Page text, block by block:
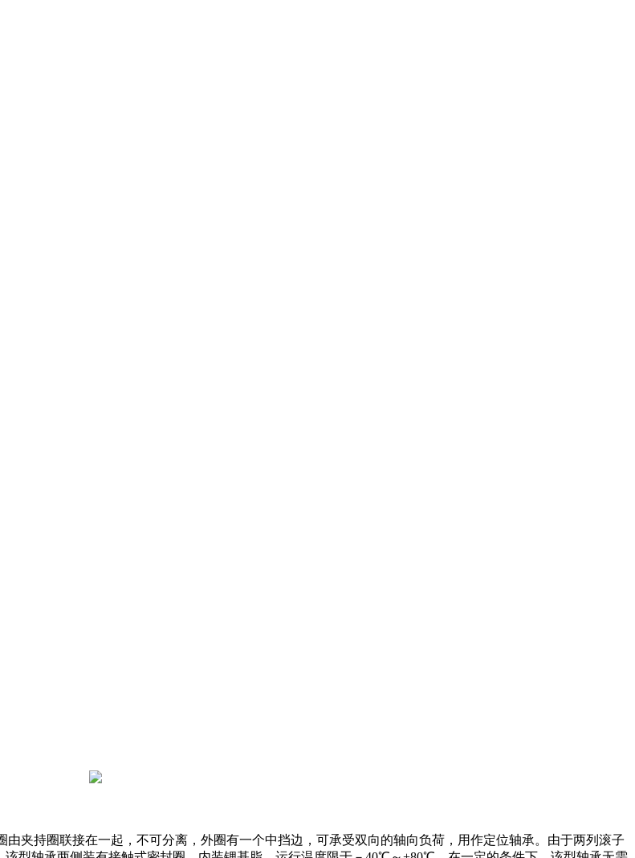
夹持圈联接在一起，不可分离，外圈有一个中挡边，可承受双向的轴向负荷，用作定位轴承。由于两列滚子